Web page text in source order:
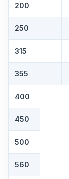
200
250
315
355
400
450
500
560